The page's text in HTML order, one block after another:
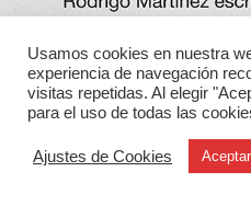
Usamos cookies en nuestra
experiencia de navegación
visitas repetidas. Al elegir
para el uso de todas las
Ajustes de Cookies Aceptar